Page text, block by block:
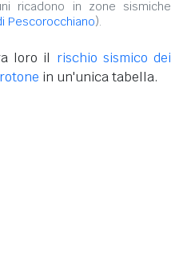
ricadono in zone sismiche
Pescorocchiano).
loro il rischio sismico dei
in un'unica tabella.